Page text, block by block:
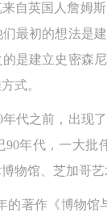
自英国人詹姆
最初的想法是
是建立史密森
式。
代之前，出现
90年代，一大
物馆、芝加哥艺
的著作《博物
参加活动者在此
安全保险。活动
担人身事故的任
动的组织实施救
加本次活动者的
术馆场地、空间
参加活动者在此
安全保险。活动
担人身事故的任
动的组织实施救
加本次活动者的
术馆场地、空间
参加活动者在此
安全保险。活动
担人身事故的任
动的组织实施救
加本次活动者的
术馆场地、空间